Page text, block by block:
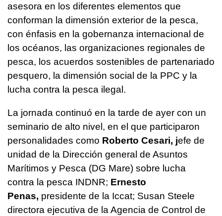
asesora en los diferentes elementos que
conforman la dimensión exterior de la pesca,
con énfasis en la gobernanza internacional de
los océanos, las organizaciones regionales de
pesca, los acuerdos sostenibles de partenariado
pesquero, la dimensión social de la PPC y la
lucha contra la pesca ilegal.
La jornada continuó en la tarde de ayer con un
seminario de alto nivel, en el que participaron
personalidades como Roberto Cesari, jefe de
unidad de la Dirección general de Asuntos
Marítimos y Pesca (DG Mare) sobre lucha
contra la pesca INDNR; Ernesto
Penas, presidente de la Iccat; Susan Steele
directora ejecutiva de la Agencia de Control de